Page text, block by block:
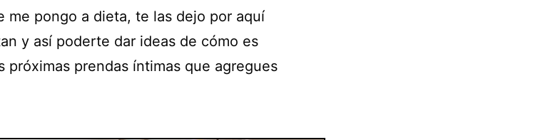
me pongo a dieta, te las dejo por aquí
y así poderte dar ideas de cómo es
próximas prendas íntimas que agregues